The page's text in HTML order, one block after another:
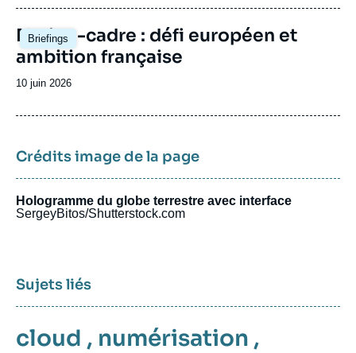
publication
Briefings
Image
principale
Nation-cadre : défi européen et
ambition française
Date
publication
10 juin 2026
Crédits image de la page
Hologramme du globe terrestre avec interface
SergeyBitos/Shutterstock.com
Sujets liés
cloud , numérisation ,